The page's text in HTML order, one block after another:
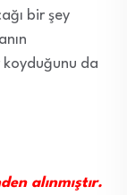
bir şey
koyduğunu da
alınmıştır.